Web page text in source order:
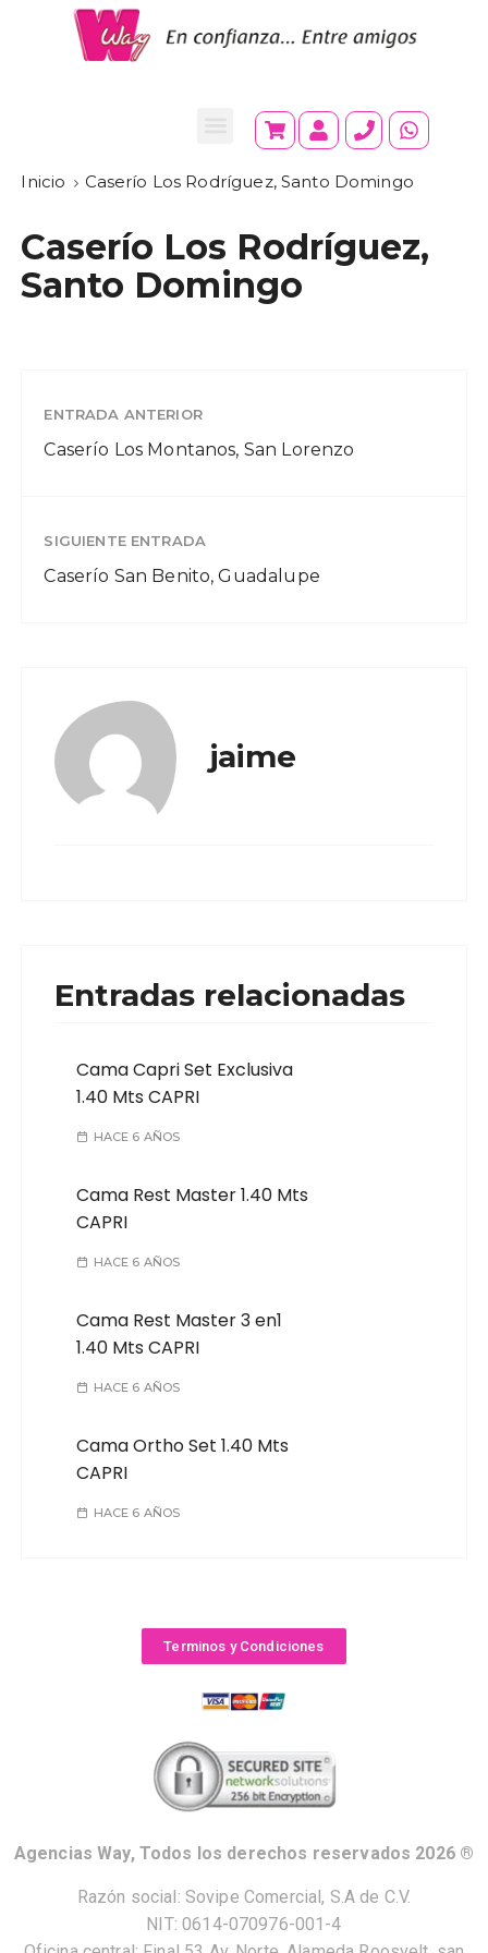
Inicio Caserío Los Rodríguez, Santo Domingo
Caserío Los Rodríguez,
Santo Domingo
ENTRADA ANTERIOR
Caserío Los Montanos, San Lorenzo
SIGUIENTE ENTRADA
Caserío San Benito, Guadalupe
jaime
Entradas relacionadas
Cama Capri Set Exclusiva
1.40 Mts CAPRI
HACE 6 AÑOS
Cama Rest Master 1.40 Mts
CAPRI
HACE 6 AÑOS
Cama Rest Master 3 en1
1.40 Mts CAPRI
HACE 6 AÑOS
Cama Ortho Set 1.40 Mts
CAPRI
HACE 6 AÑOS
Terminos y Condiciones
Agencias Way, Todos los derechos reservados 2026 ®
Razón social: Sovipe Comercial, S.A de C.V.
NIT: 0614-070976-001-4